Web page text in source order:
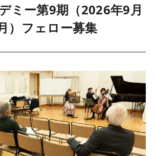
ミー第9期（2026年9月
）フェロー募集